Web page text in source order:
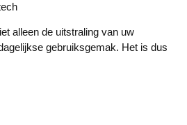
alleen de uitstraling van uw
gebruiksgemak. Het is dus